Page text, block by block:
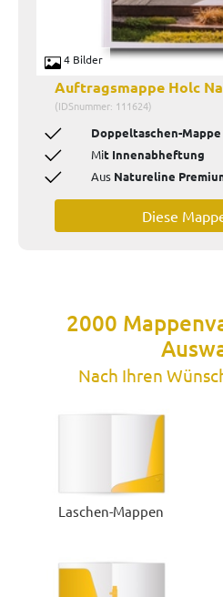
4 Bilder
Auftragsmappe Holc
(IDSnummer: 111624)
Doppeltaschen-Mappe
Mit Innenabheftung
Aus Natureline
Diese
2000
Nach Ihren
Laschen-Mappen